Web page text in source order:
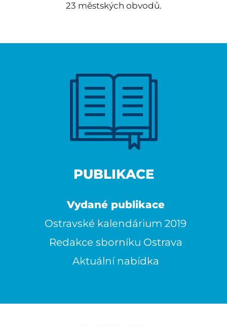
23 městských obvodů.
PUBLIKACE
Vydané publikace
Ostravské kalendárium 2019
Redakce sborníku Ostrava
Aktuální nabídka